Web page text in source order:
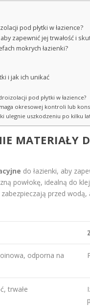
pod płytki w łazience?
zapewnić jej trwałość i
mokrych łazienki?
i jak ich unikać
pod płytki w łazience?
okresowej kontroli lub
ulegnie uszkodzeniu po kilku
MATERIAŁY
do łazienki, aby
powłokę, idealną do
przed
odporna na
trwałe